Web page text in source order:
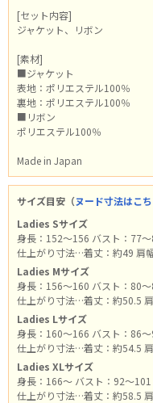
[セット内容]
ジャケット、リボン
[素材]
■ジャケット
表地：ポリエステル100％
裏地：ポリエステル100％
■リボン
ポリエステル100％
Made in Japan
サイズ目安（ヌード寸法はこ
Ladies Sサイズ
身長：152～156 バスト：77
仕上がり寸法…着丈：約49 肩
Ladies Mサイズ
身長：156～160 バスト：80
仕上がり寸法…着丈：約50.5
Ladies Lサイズ
身長：160～166 バスト：86
仕上がり寸法…着丈：約54.5
Ladies XLサイズ
身長：166～ バスト：92～101
仕上がり寸法…着丈：約58.5